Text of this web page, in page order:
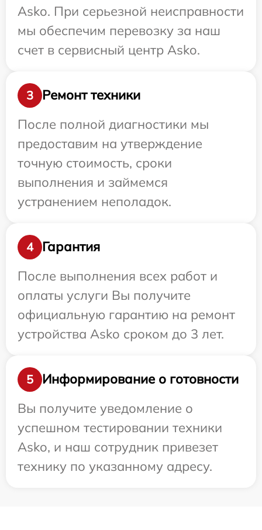
Asko. При серьезной неисправности
мы обеспечим перевозку за наш
счет в сервисный центр Asko.
3
Ремонт техники
После полной диагностики мы
предоставим на утверждение
точную стоимость, сроки
выполнения и займемся
устранением неполадок.
4
Гарантия
После выполнения всех работ и
оплаты услуги Вы получите
официальную гарантию на ремонт
устройства Asko сроком до 3 лет.
5
Информирование о готовности
Вы получите уведомление о
успешном тестировании техники
Asko, и наш сотрудник привезет
технику по указанному адресу.